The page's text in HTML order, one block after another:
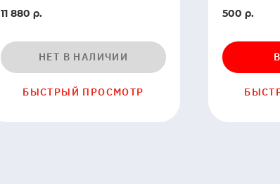
500x3.6x10x25.4
030633
11 880 р.
НЕТ В НАЛИЧИИ
БЫСТРЫЙ ПРОСМОТР
Мастер
№100
сухая
полировка
000566
В
500 р.